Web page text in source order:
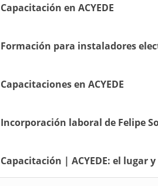
Capacitación en ACYEDE
Formación para instaladores
Capacitaciones en ACYEDE
Incorporación laboral de Felipe
Capacitación | ACYEDE: el lugar